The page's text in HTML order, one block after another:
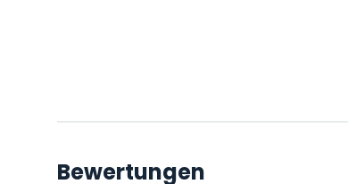
Bewertungen